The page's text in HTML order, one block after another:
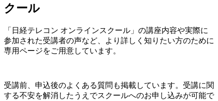
クール
「日経テレコン オンラインスクール」の講座内容や実際に
参加された受講者の声など、より詳しく知りたい方のために
専用ページをご用意しています。
受講前、申込後のよくある質問も掲載しています。受講に関
する不安を解消したうえでスクールへのお申し込みが可能で